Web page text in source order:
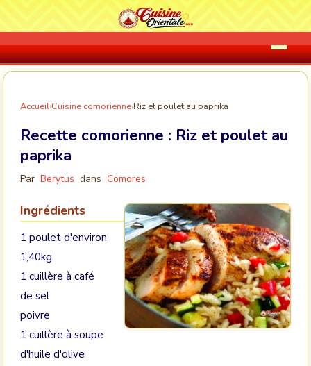
Accueil›Cuisine comorienne›Riz et poulet au paprika
Recette comorienne : Riz et poulet au
paprika
Par Berytus dans Comores
Ingrédients
1 poulet d'environ
1,40kg
1 cuillère à café
de sel
poivre
1 cuillère à soupe
d'huile d'olive